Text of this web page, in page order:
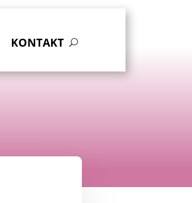
KONTAKT